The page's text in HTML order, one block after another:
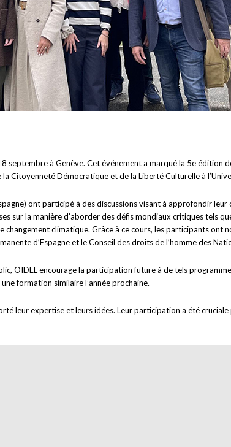
septembre à Genève. Cet événement a marqué la 5e
Citoyenneté Démocratique et de la Liberté Culturelle à
ont participé à des discussions visant à approfondir
sur la manière d’aborder des défis mondiaux critiques tels
climatique. Grâce à ce cours, les participants ont
d’Espagne et le Conseil des droits de l’homme des
OIDEL encourage la participation future à de tels
formation similaire l’année prochaine.
leur expertise et leurs idées. Leur participation a été